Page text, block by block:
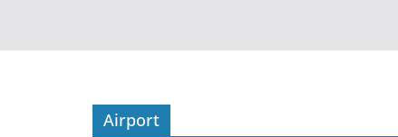
Airport